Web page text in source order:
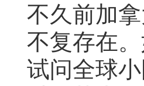
不久前加
不复存在
试问全球